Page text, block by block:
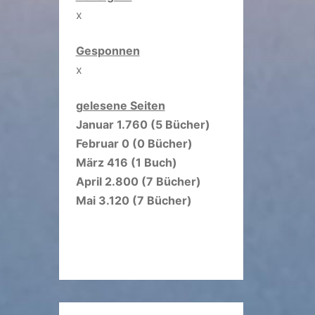
x
Gesponnen
x
gelesene Seiten
Januar 1.760 (5 Bücher)
Februar 0 (0 Bücher)
März 416 (1 Buch)
April 2.800 (7 Bücher)
Mai 3.120 (7 Bücher)